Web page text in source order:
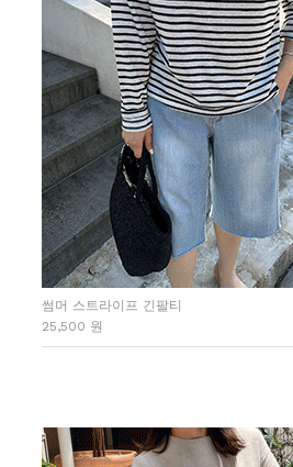
썸머 스트라이프 긴팔티
25,500 원